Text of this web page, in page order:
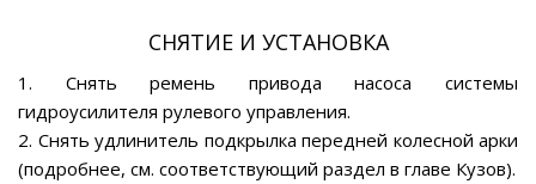
СНЯТИЕ И УСТАНОВКА
1. Снять ремень привода насоса системы
гидроусилителя рулевого управления.
2. Снять удлинитель подкрылка передней колесной арки
(подробнее, см. соответствующий раздел в главе Кузов).